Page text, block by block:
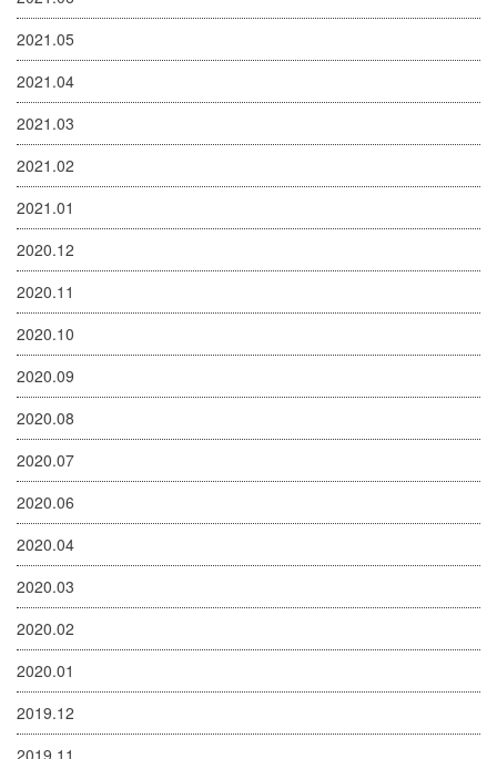
2021.05
2021.04
2021.03
2021.02
2021.01
2020.12
2020.11
2020.10
2020.09
2020.08
2020.07
2020.06
2020.04
2020.03
2020.02
2020.01
2019.12